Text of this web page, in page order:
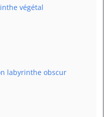
végétal
labyrinthe obscur